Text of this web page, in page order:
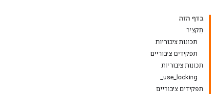
בדף הזה
תַקצִיר
תכונות ציבוריות
תפקידים ציבוריים
תכונות ציבוריות
use_locking_
תפקידים ציבוריים